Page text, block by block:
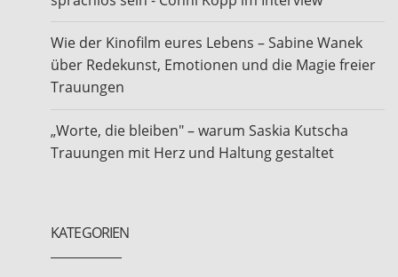
Wie der Kinofilm eures Lebens – Sabine Wanek
über Redekunst, Emotionen und die Magie freier
Trauungen
„Worte, die bleiben" – warum Saskia Kutscha
Trauungen mit Herz und Haltung gestaltet
KATEGORIEN